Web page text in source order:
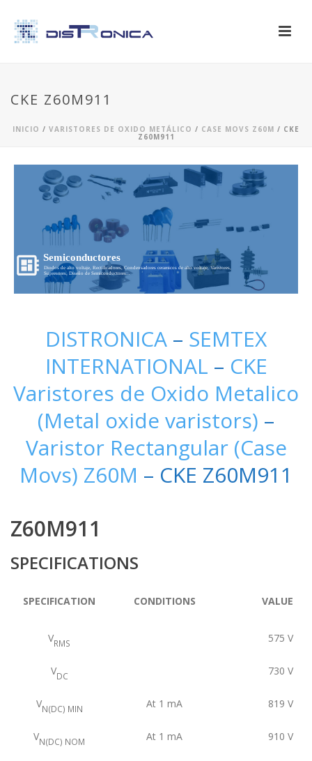
CKE Z60M911
INICIO / VARISTORES DE OXIDO METÁLICO / CASE MOVS Z60M / CKE
Z60M911
Semiconductores
Diodos de alto voltaje, Rectificadores, Condensadores ceramicos de alto voltaje, Varistores,
Supresores, Diseño de Semiconductores...
DISTRONICA – SEMTEX
INTERNATIONAL – CKE
Varistores de Oxido Metalico
(Metal oxide varistors) –
Varistor Rectangular (Case
Movs) Z60M – CKE Z60M911
Z60M911
SPECIFICATIONS
SPECIFICATION CONDITIONS VALUE
VRMS 575 V
VDC 730 V
VN(DC) MIN At 1 mA 819 V
VN(DC) NOM At 1 mA 910 V